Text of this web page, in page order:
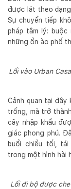
được lát theo
Sự chuyển tiếp
pháp tâm lý:
những ồn ào phố
Lối vào Urban
Cảnh quan tại đây
trống, mà trở
cây nhập khẩu
giác phong phú.
buổi chiều tối,
trong một hình hài
Lối đi bộ được